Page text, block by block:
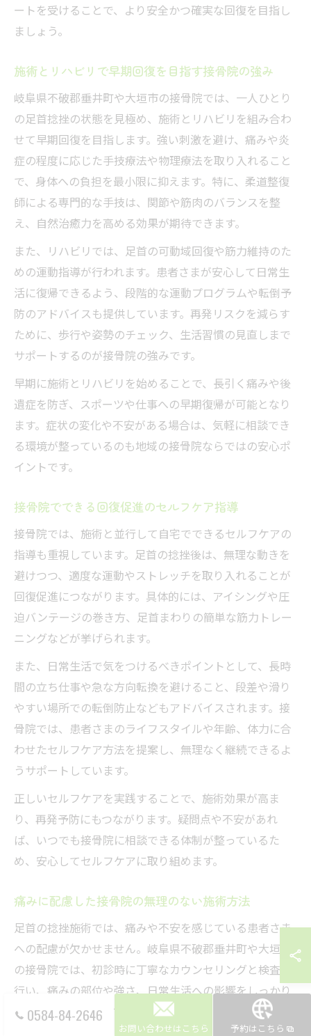
ートを受けることで、より安全かつ確実な回復を目指し
ましょう。
施術とリハビリで早期回復を目指す接骨院の強み
岐阜県不破郡垂井町や大垣市の接骨院では、一人ひとり
の足首捻挫の状態を見極め、施術とリハビリを組み合わ
せて早期回復を目指します。強い刺激を避け、痛みや炎
症の程度に応じた手技療法や物理療法を取り入れること
で、身体への負担を最小限に抑えます。特に、柔道整復
師による専門的な手技は、関節や筋肉のバランスを整
え、自然治癒力を高める効果が期待できます。
また、リハビリでは、足首の可動域回復や筋力維持のた
めの運動指導が行われます。患者さまが安心して日常生
活に復帰できるよう、段階的な運動プログラムや転倒予
防のアドバイスも提供しています。再発リスクを減らす
ために、歩行や姿勢のチェック、生活習慣の見直しまで
サポートするのが接骨院の強みです。
早期に施術とリハビリを始めることで、長引く痛みや後
遺症を防ぎ、スポーツや仕事への早期復帰が可能となり
ます。症状の変化や不安がある場合は、気軽に相談でき
る環境が整っているのも地域の接骨院ならではの安心ポ
イントです。
接骨院でできる回復促進のセルフケア指導
接骨院では、施術と並行して自宅でできるセルフケアの
指導も重視しています。足首の捻挫後は、無理な動きを
避けつつ、適度な運動やストレッチを取り入れることが
回復促進につながります。具体的には、アイシングや圧
迫バンテージの巻き方、足首まわりの簡単な筋力トレー
ニングなどが挙げられます。
また、日常生活で気をつけるべきポイントとして、長時
間の立ち仕事や急な方向転換を避けること、段差や滑り
やすい場所での転倒防止などもアドバイスされます。接
骨院では、患者さまのライフスタイルや年齢、体力に合
わせたセルフケア方法を提案し、無理なく継続できるよ
うサポートしています。
正しいセルフケアを実践することで、施術効果が高ま
り、再発予防にもつながります。疑問点や不安があれ
ば、いつでも接骨院に相談できる体制が整っているた
め、安心してセルフケアに取り組めます。
痛みに配慮した接骨院の無理のない施術方法
足首の捻挫施術では、痛みや不安を感じている患者さま
への配慮が欠かせません。岐阜県不破郡垂井町や大垣市
の接骨院では、初診時に丁寧なカウンセリングと検査を
行い、痛みの部位や強さ、日常生活への影響をしっかり
把握します。その上で、強い刺激を避けた手技や物理療
法を選択し、無理のない施術を徹底しています。
0584-84-2646
お問い合わせはこちら 予約はこちら